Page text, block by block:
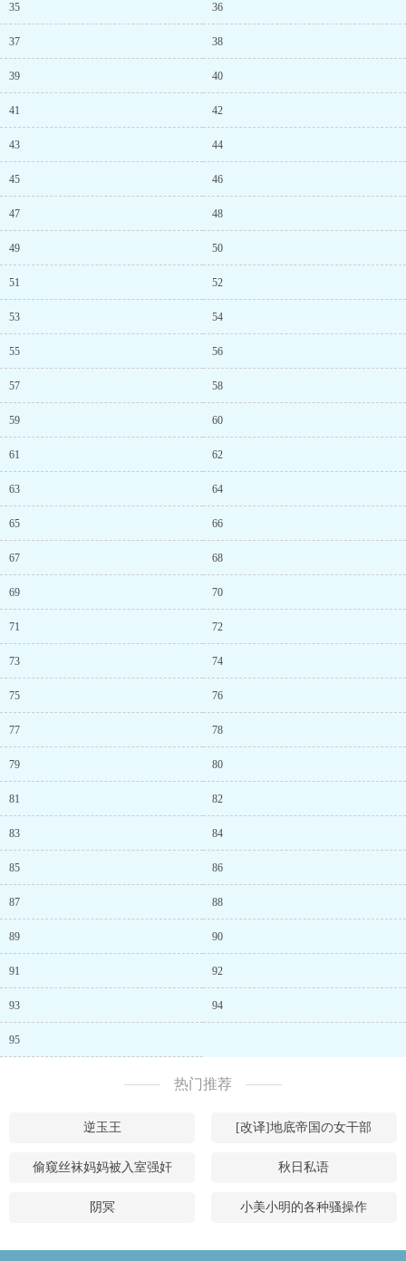
35 36
37 38
39 40
41 42
43 44
45 46
47 48
49 50
51 52
53 54
55 56
57 58
59 60
61 62
63 64
65 66
67 68
69 70
71 72
73 74
75 76
77 78
79 80
81 82
83 84
85 86
87 88
89 90
91 92
93 94
95
热门推荐
逆玉王 [改译]地底帝国の女干部
偷窥丝袜妈妈被入室强奸 秋日私语
阴冥 小美小明的各种骚操作